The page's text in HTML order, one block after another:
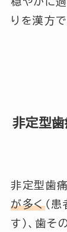
りを漢方
非定型歯
非定型歯
が多く（
す）、歯そ